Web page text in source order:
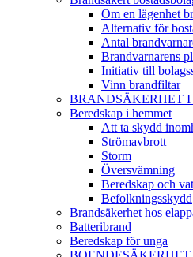
Om en lägenhet
Alternativ för
Antal
Brandvarnarens
Initiativ till
Vinn brandfiltar
BRANDSÄKERHET
Beredskap i hemmet
Att ta skydd
Strömavbrott
Storm
Översvämning
Beredskap och
Befolkningsskydd
Brandsäkerhet hos
Batteribrand
Beredskap för unga